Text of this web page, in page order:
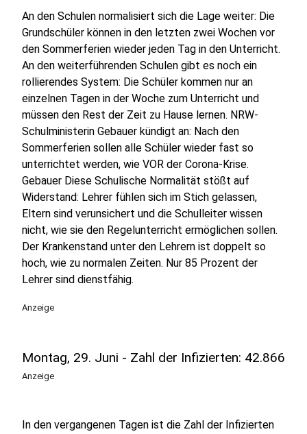
An den Schulen normalisiert sich die Lage weiter: Die
Grundschüler können in den letzten zwei Wochen vor
den Sommerferien wieder jeden Tag in den Unterricht.
An den weiterführenden Schulen gibt es noch ein
rollierendes System: Die Schüler kommen nur an
einzelnen Tagen in der Woche zum Unterricht und
müssen den Rest der Zeit zu Hause lernen. NRW-
Schulministerin Gebauer kündigt an: Nach den
Sommerferien sollen alle Schüler wieder fast so
unterrichtet werden, wie VOR der Corona-Krise.
Gebauer Diese Schulische Normalität stößt auf
Widerstand: Lehrer fühlen sich im Stich gelassen,
Eltern sind verunsichert und die Schulleiter wissen
nicht, wie sie den Regelunterricht ermöglichen sollen.
Der Krankenstand unter den Lehrern ist doppelt so
hoch, wie zu normalen Zeiten. Nur 85 Prozent der
Lehrer sind dienstfähig.
Anzeige
Montag, 29. Juni - Zahl der Infizierten: 42.866
Anzeige
In den vergangenen Tagen ist die Zahl der Infizierten